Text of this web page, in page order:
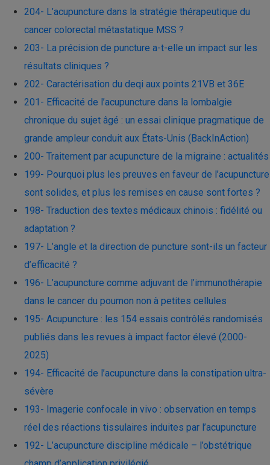
204- L’acupuncture dans la stratégie thérapeutique du
cancer colorectal métastatique MSS ?
203- La précision de puncture a-t-elle un impact sur les
résultats cliniques ?
202- Caractérisation du deqi aux points 21VB et 36E
201- Efficacité de l’acupuncture dans la lombalgie
chronique du sujet âgé : un essai clinique pragmatique de
grande ampleur conduit aux États-Unis (BackInAction)
200- Traitement par acupuncture de la migraine : actualités
199- Pourquoi plus les preuves en faveur de l’acupuncture
sont solides, et plus les remises en cause sont fortes ?
198- Traduction des textes médicaux chinois : fidélité ou
adaptation ?
197- L’angle et la direction de puncture sont-ils un facteur
d’efficacité ?
196- L’acupuncture comme adjuvant de l’immunothérapie
dans le cancer du poumon non à petites cellules
195- Acupuncture : les 154 essais contrôlés randomisés
publiés dans les revues à impact factor élevé (2000-
2025)
194- Efficacité de l’acupuncture dans la constipation ultra-
sévère
193- Imagerie confocale in vivo : observation en temps
réel des réactions tissulaires induites par l’acupuncture
192- L’acupuncture discipline médicale – l’obstétrique